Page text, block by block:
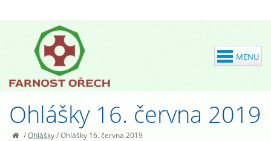
Ohlášky 16. června 2019
/Ohlášky/Ohlášky 16. června 2019